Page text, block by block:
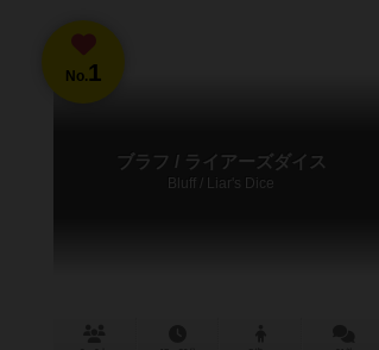
No.1
ブラフ / ライアーズダイス
Bluff / Liar's Dice